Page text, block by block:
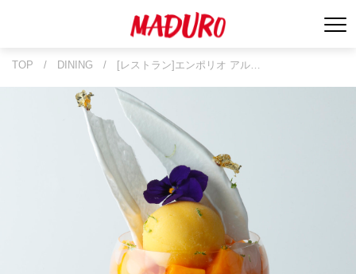
TOP / DINING / [レストラン]エンポリオ アル…